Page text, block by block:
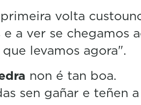
m
5
%
volta
a ver se chegamos
levamos agora".
non é tan boa.
sen gañar e teñen a